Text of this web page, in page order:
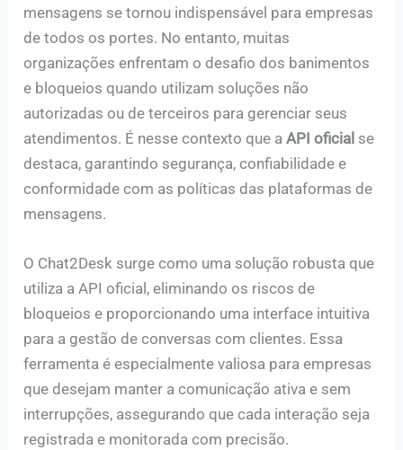
mensagens se tornou indispensável para empresas
de todos os portes. No entanto, muitas
organizações enfrentam o desafio dos banimentos
e bloqueios quando utilizam soluções não
autorizadas ou de terceiros para gerenciar seus
atendimentos. É nesse contexto que aAPI oficial se
destaca, garantindo segurança, confiabilidade e
conformidade com as políticas das plataformas de
mensagens.
O Chat2Desk surge como uma solução robusta que
utiliza a API oficial, eliminando os riscos de
bloqueios e proporcionando uma interface intuitiva
para a gestão de conversas com clientes. Essa
ferramenta é especialmente valiosa para empresas
que desejam manter a comunicação ativa e sem
interrupções, assegurando que cada interação seja
registrada e monitorada com precisão.